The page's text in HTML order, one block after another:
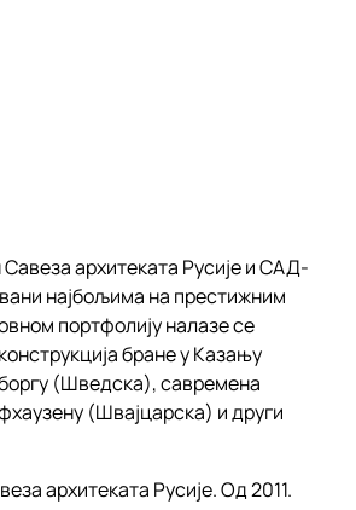
архитеката Русије и САД-
најбољима на престижним
портфолију налазе се
бране у Казању
(Шведска), савремена
(Швајцарска) и други
архитеката Русије. Од 2011.